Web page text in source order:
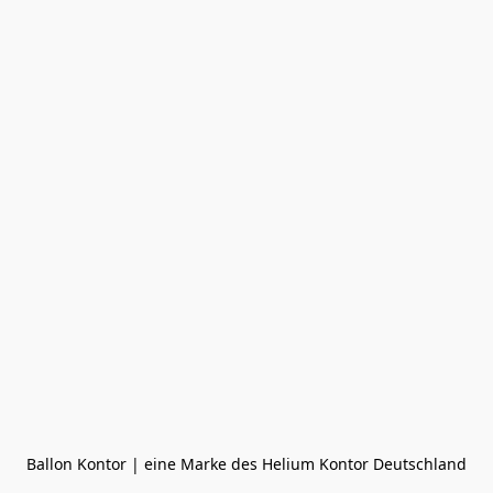
Ballon Kontor | eine Marke des Helium Kontor Deutschland